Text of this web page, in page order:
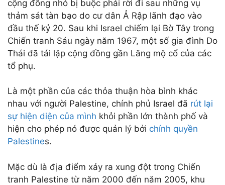
cộng đồng nhỏ bị buộc phải rời đi sau những vụ
thảm sát tàn bạo do cư dân Ả Rập lãnh đạo vào
đầu thế kỷ 20. Sau khi Israel chiếm lại Bờ Tây trong
Chiến tranh Sáu ngày năm 1967, một số gia đình Do
Thái đã tái lập cộng đồng gần Lăng mộ cổ của các
tổ phụ.
Là một phần của các thỏa thuận hòa bình khác
nhau với người Palestine, chính phủ Israel đã rút lại
sự hiện diện của mình khỏi phần lớn thành phố và
hiện cho phép nó được quản lý bởi chính quyền
Palestines.
Mặc dù là địa điểm xảy ra xung đột trong Chiến
tranh Palestine từ năm 2000 đến năm 2005, khu